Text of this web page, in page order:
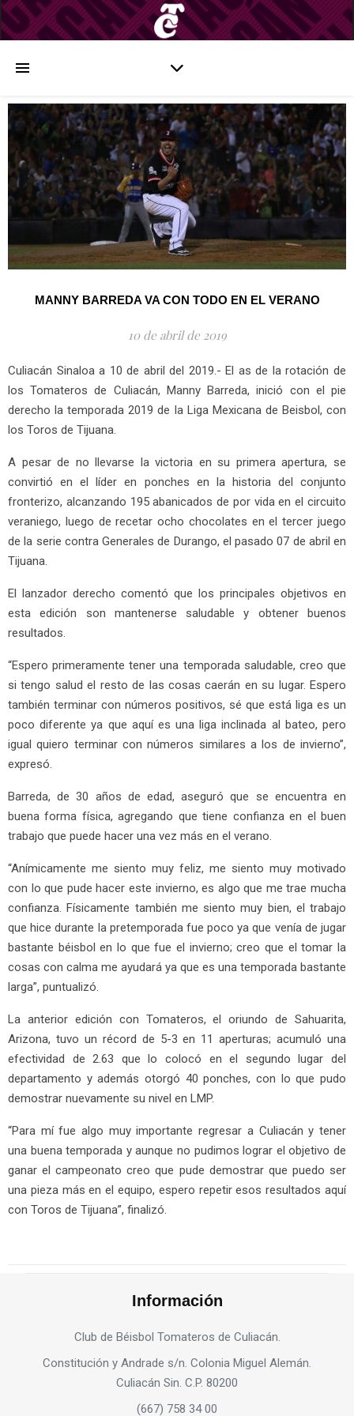
MANNY BARREDA VA CON TODO EN EL VERANO
10 de abril de 2019
Culiacán Sinaloa a 10 de abril del 2019.- El as de la rotación de
los Tomateros de Culiacán, Manny Barreda, inició con el pie
derecho la temporada 2019 de la Liga Mexicana de Beisbol, con
los Toros de Tijuana.
A pesar de no llevarse la victoria en su primera apertura, se
convirtió en el líder en ponches en la historia del conjunto
fronterizo, alcanzando 195 abanicados de por vida en el circuito
veraniego, luego de recetar ocho chocolates en el tercer juego
de la serie contra Generales de Durango, el pasado 07 de abril en
Tijuana.
El lanzador derecho comentó que los principales objetivos en
esta edición son mantenerse saludable y obtener buenos
resultados.
“Espero primeramente tener una temporada saludable, creo que
si tengo salud el resto de las cosas caerán en su lugar. Espero
también terminar con números positivos, sé que está liga es un
poco diferente ya que aquí es una liga inclinada al bateo, pero
igual quiero terminar con números similares a los de invierno”,
expresó.
Barreda, de 30 años de edad, aseguró que se encuentra en
buena forma física, agregando que tiene confianza en el buen
trabajo que puede hacer una vez más en el verano.
“Anímicamente me siento muy feliz, me siento muy motivado
con lo que pude hacer este invierno, es algo que me trae mucha
confianza. Físicamente también me siento muy bien, el trabajo
que hice durante la pretemporada fue poco ya que venía de jugar
bastante béisbol en lo que fue el invierno; creo que el tomar la
cosas con calma me ayudará ya que es una temporada bastante
larga”, puntualizó.
La anterior edición con Tomateros, el oriundo de Sahuarita,
Arizona, tuvo un récord de 5-3 en 11 aperturas; acumuló una
efectividad de 2.63 que lo colocó en el segundo lugar del
departamento y además otorgó 40 ponches, con lo que pudo
demostrar nuevamente su nivel en LMP.
“Para mí fue algo muy importante regresar a Culiacán y tener
una buena temporada y aunque no pudimos lograr el objetivo de
ganar el campeonato creo que pude demostrar que puedo ser
una pieza más en el equipo, espero repetir esos resultados aquí
con Toros de Tijuana”, finalizó.
Información
Club de Béisbol Tomateros de Culiacán.
Constitución y Andrade s/n. Colonia Miguel Alemán.
Culiacán Sin. C.P. 80200
(667) 758 34 00